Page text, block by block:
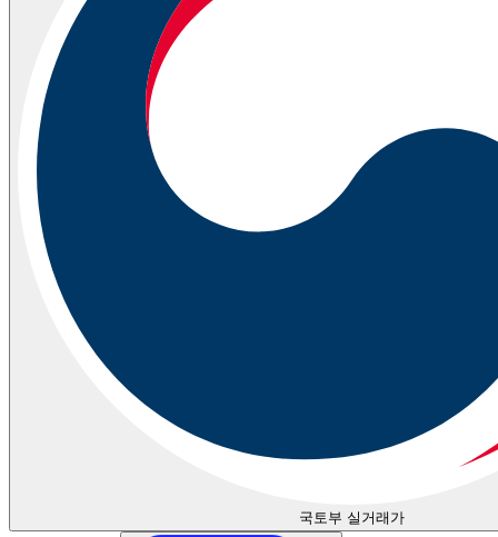
국토부 실거래가